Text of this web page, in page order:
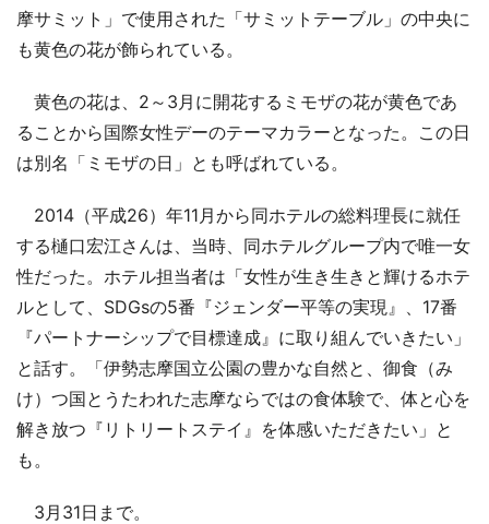
摩サミット」で使用された「サミットテーブル」の中央に
も黄色の花が飾られている。
黄色の花は、2～3月に開花するミモザの花が黄色であ
ることから国際女性デーのテーマカラーとなった。この日
は別名「ミモザの日」とも呼ばれている。
2014（平成26）年11月から同ホテルの総料理長に就任
する樋口宏江さんは、当時、同ホテルグループ内で唯一女
性だった。ホテル担当者は「女性が生き生きと輝けるホテ
ルとして、SDGsの5番『ジェンダー平等の実現』、17番
『パートナーシップで目標達成』に取り組んでいきたい」
と話す。「伊勢志摩国立公園の豊かな自然と、御食（み
け）つ国とうたわれた志摩ならではの食体験で、体と心を
解き放つ『リトリートステイ』を体感いただきたい」と
も。
3月31日まで。